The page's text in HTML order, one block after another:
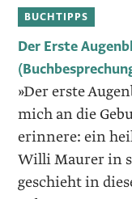
BUCHTIPPS
Der Erste
»Der erste
mich an die
erinnere: ein
Willi Maurer in
geschieht in